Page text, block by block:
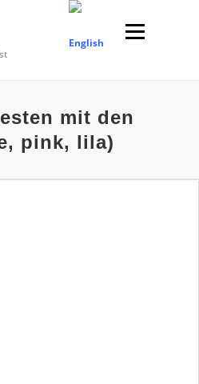
nach:
Menü
mit den
pink, lila)